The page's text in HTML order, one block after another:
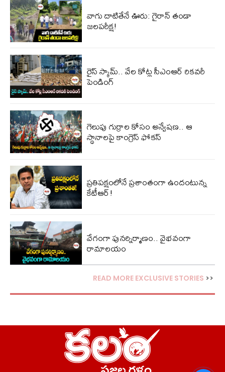
వాగు దాటితేనే ఊరు: గైరాన్ తండా
జలపరీక్ష!
రైస్ స్కామ్.. వేల కోట్ల‌ సీఎంఆర్ రికవరీ
పెండింగ్
గెలుపు గుర్రాల కోసం అన్వేషణ.. ఆ
స్థానాలపై కాంగ్రెస్ ఫోకస్
ప్ర‌తిప‌క్షంలోనే ప్ర‌శాంతంగా ఉందంటున్న
కేటీఆర్!
వేగంగా పునర్నిర్మాణం.. వైభవంగా
రామాలయం
READ MORE EXCLUSIVE STORIES >>